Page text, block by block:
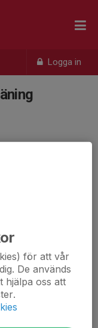
Logga in
vid
för att vår
De används
hjälpa oss att